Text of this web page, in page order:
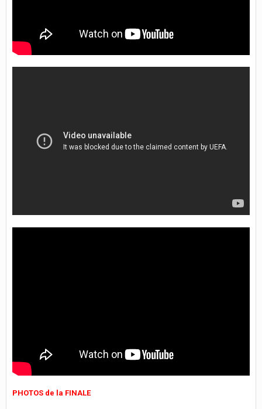
PHOTOS de la FINALE